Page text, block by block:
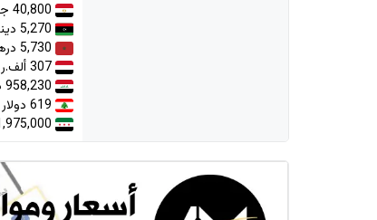
307 ألف.ر يمني